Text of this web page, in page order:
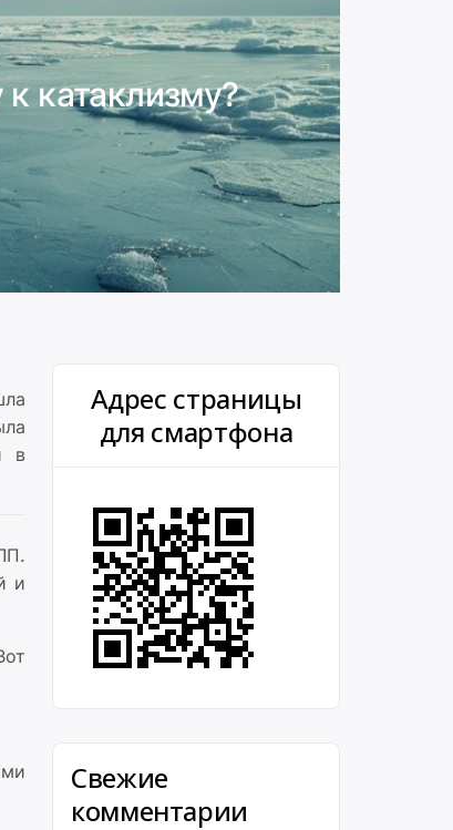
катаклизму?
в
и
Адрес страницы
для смартфона
Свежие
комментарии